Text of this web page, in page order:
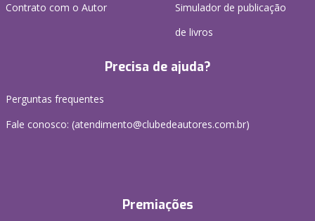
Contrato com o Autor
Simulador de publicação
de livros
Precisa de ajuda?
Perguntas frequentes
Fale conosco: (atendimento@clubedeautores.com.br)
Premiações